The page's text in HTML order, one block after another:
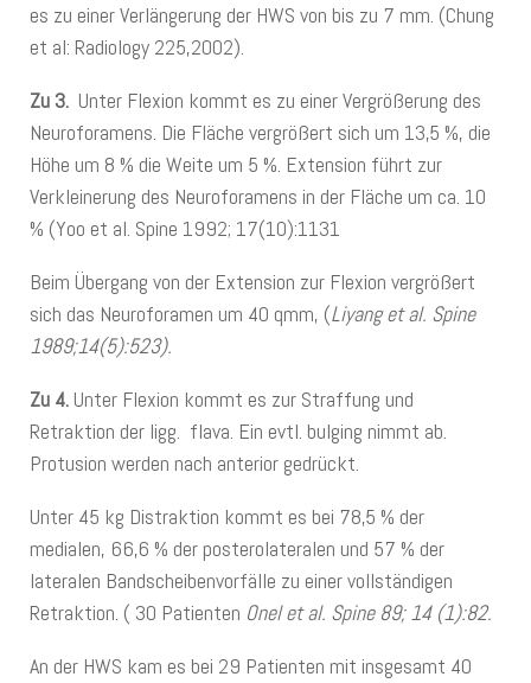
es zu einer Verlängerung der HWS von bis zu 7 mm. (Chung
et al: Radiology 225,2002).
Zu 3. Unter Flexion kommt es zu einer Vergrößerung des
Neuroforamens. Die Fläche vergrößert sich um 13,5 %, die
Höhe um 8 % die Weite um 5 %. Extension führt zur
Verkleinerung des Neuroforamens in der Fläche um ca. 10
% (Yoo et al. Spine 1992; 17(10):1131
Beim Übergang von der Extension zur Flexion vergrößert
sich das Neuroforamen um 40 qmm, (Liyang et al. Spine
1989;14(5):523).
Zu 4. Unter Flexion kommt es zur Straffung und
Retraktion der ligg. flava. Ein evtl. bulging nimmt ab.
Protusion werden nach anterior gedrückt.
Unter 45 kg Distraktion kommt es bei 78,5 % der
medialen, 66,6 % der posterolateralen und 57 % der
lateralen Bandscheibenvorfälle zu einer vollständigen
Retraktion. ( 30 Patienten Onel et al. Spine 89; 14 (1):82.
An der HWS kam es bei 29 Patienten mit insgesamt 40